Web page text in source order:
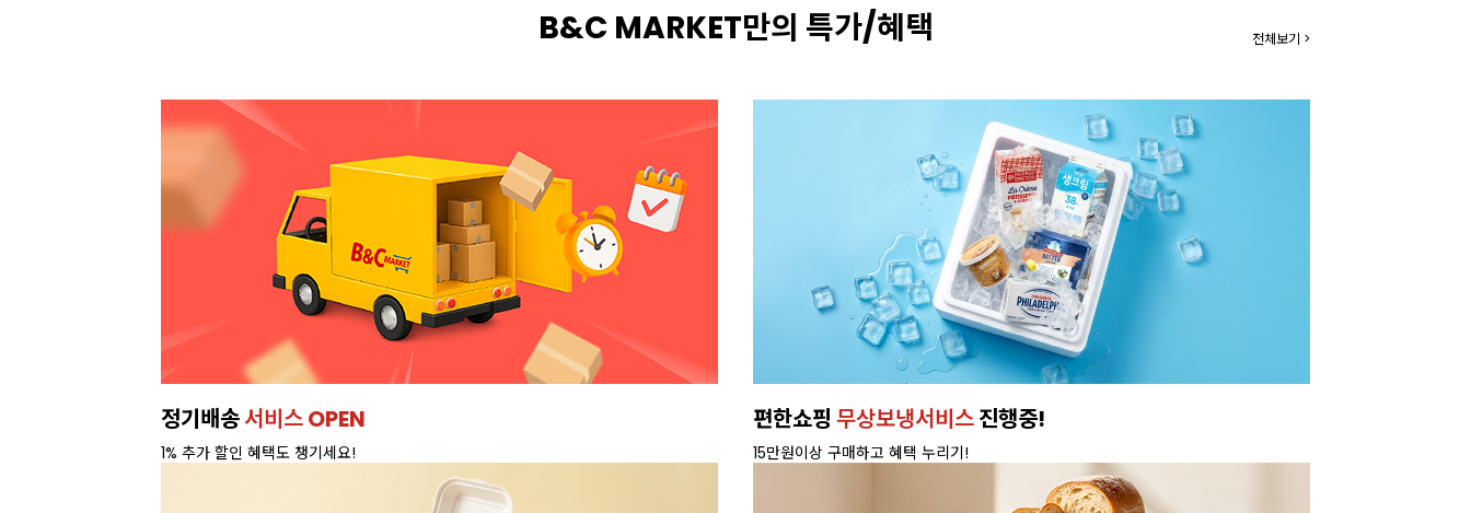
B&C MARKET만의 특가/혜택 전체보기 >
정기배송서비스 OPEN
1% 추가 할인 혜택도 챙기세요!
편한쇼핑 무상보냉서비스진행중!
15만원이상 구매하고 혜택 누리기!